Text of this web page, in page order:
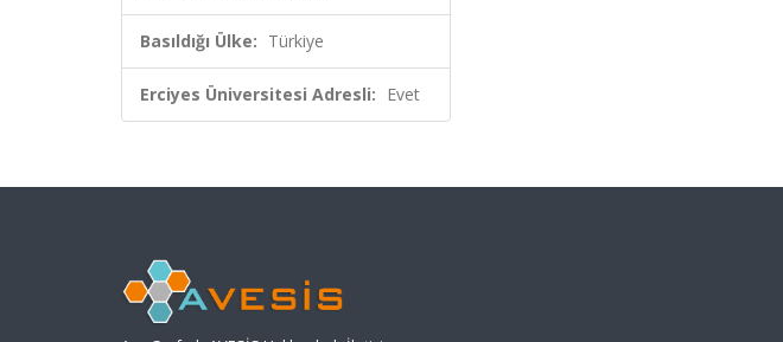
Basıldığı Ülke: Türkiye
Erciyes Üniversitesi Adresli: Evet